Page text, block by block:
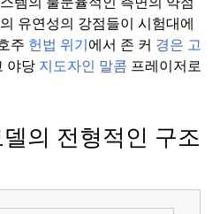
유연성의 강점들이 시험대에
주 헌법 위기에서 존 커 경은 고
야당 지도자인 말콤 프레이저로
의 전형적인 구조